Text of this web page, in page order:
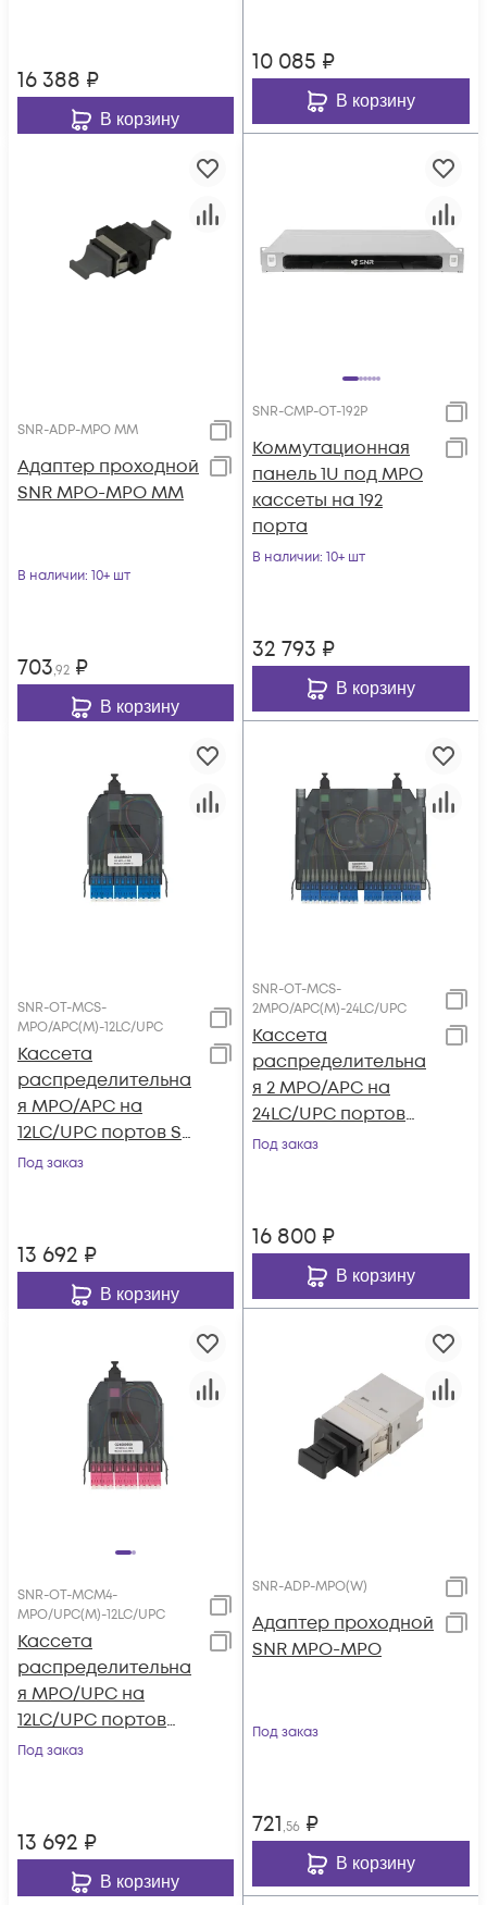
16 388 ₽
В корзину
10 085 ₽
В корзину
SNR-ADP-MPO MM
Адаптер проходной
SNR MPO-MPO MM
В наличии: 10+ шт
703,92 ₽
В корзину
SNR-CMP-OT-192P
Коммутационная
панель 1U под MPO
кассеты на 192
порта
В наличии: 10+ шт
32 793 ₽
В корзину
SNR-OT-MCS-
MPO/APC(M)-12LC/UPC
Кассета
распределительна
я MPO/APC на
12LC/UPC портов SM
для SNR-CMP-OT-
Под заказ
13 692 ₽
В корзину
SNR-OT-MCS-
2MPO/APC(M)-24LC/UPC
Кассета
распределительна
я 2 MPO/APC на
24LC/UPC портов
SM для SNR-CMP-
Под заказ
16 800 ₽
В корзину
SNR-OT-MCM4-
MPO/UPC(M)-12LC/UPC
Кассета
распределительна
я MPO/UPC на
12LC/UPC портов
MM (OM4), для SNR-
Под заказ
13 692 ₽
В корзину
SNR-ADP-MPO(W)
Адаптер проходной
SNR MPO-MPO
Под заказ
721,56 ₽
В корзину